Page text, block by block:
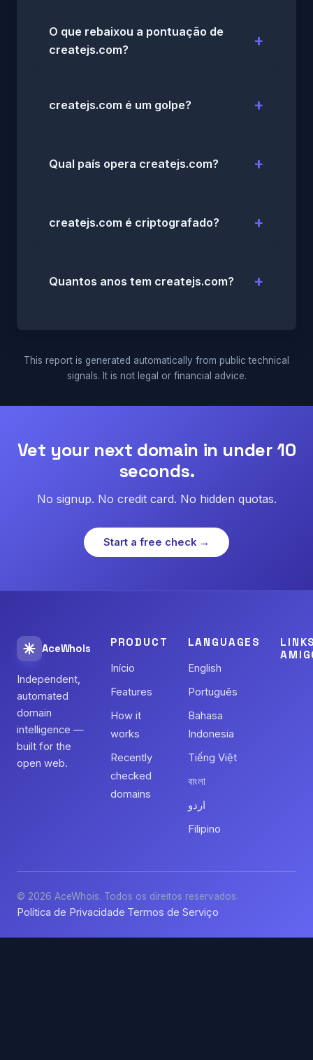
O que rebaixou a pontuação de
createjs.com?
createjs.com é um golpe?
Qual país opera createjs.com?
createjs.com é criptografado?
Quantos anos tem createjs.com?
This report is generated automatically from public technical
signals. It is not legal or financial advice.
Vet your next domain in under 10
seconds.
No signup. No credit card. No hidden quotas.
Start a free check →
AceWhois
Independent,
automated
domain
intelligence —
built for the
open web.
PRODUCT
Início
Features
How it
works
Recently
checked
domains
LANGUAGES
English
Português
Bahasa
Indonesia
Tiếng Việt
বাংলা
اردو
Filipino
© 2026 AceWhois. Todos os direitos reservados.
Política de Privacidade·Termos de Serviço